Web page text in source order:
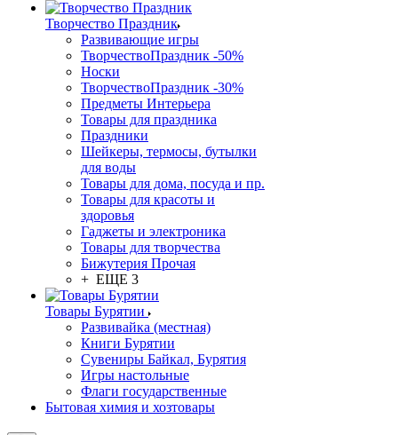
Творчество Праздник
Развивающие игры
ТворчествоПраздник -50%
Носки
ТворчествоПраздник -30%
Предметы Интерьера
Товары для праздника
Праздники
Шейкеры, термосы, бутылки
для воды
Товары для дома, посуда и пр.
Товары для красоты и
здоровья
Гаджеты и электроника
Товары для творчества
Бижутерия Прочая
+ ЕЩЕ 3
Товары Бурятии
Развивайка (местная)
Книги Бурятии
Сувениры Байкал, Бурятия
Игры настольные
Флаги государственные
Бытовая химия и хозтовары